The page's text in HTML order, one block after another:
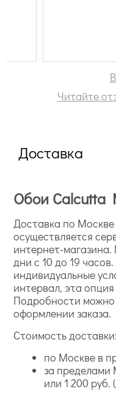
Читайте
Доставка
Обои Calcutta
Доставка по
осуществляется
интернет-
дни с 10 до 19
индивидуальные
интервал, эта
Подробности можно
оформлении заказа.
Стоимость доставки:
по Москве в
за пределами
или 1 200 руб.